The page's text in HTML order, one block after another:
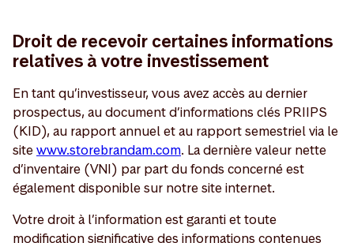
Droit de recevoir certaines informations
relatives à votre investissement
En tant qu’investisseur, vous avez accès au dernier
prospectus, au document d’informations clés PRIIPS
(KID), au rapport annuel et au rapport semestriel via le
sitewww.storebrandam.com. La dernière valeur nette
d’inventaire (VNI) par part du fonds concerné est
également disponible sur notre site internet.
Votre droit à l’information est garanti et toute
modification significative des informations contenues